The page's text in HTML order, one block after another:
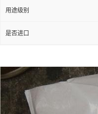
用途级别
是否进口